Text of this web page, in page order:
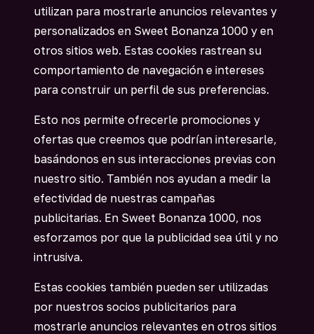
utilizan para mostrarle anuncios relevantes y
personalizados en Sweet Bonanza 1000 y en
otros sitios web. Estas cookies rastrean su
comportamiento de navegación e intereses
para construir un perfil de sus preferencias.
Esto nos permite ofrecerle promociones y
ofertas que creemos que podrían interesarle,
basándonos en sus interacciones previas con
nuestro sitio. También nos ayudan a medir la
efectividad de nuestras campañas
publicitarias. En Sweet Bonanza 1000, nos
esforzamos por que la publicidad sea útil y no
intrusiva.
Estas cookies también pueden ser utilizadas
por nuestros socios publicitarios para
mostrarle anuncios relevantes en otros sitios